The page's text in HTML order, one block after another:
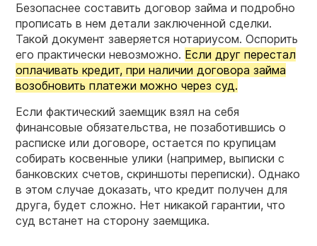
Безопаснее составить договор займа и подробно
прописать в нем детали заключенной сделки.
Такой документ заверяется нотариусом. Оспорить
его практически невозможно. Если друг перестал
оплачивать кредит, при наличии договора займа
возобновить платежи можно через суд.
Если фактический заемщик взял на себя
финансовые обязательства, не позаботившись о
расписке или договоре, остается по крупицам
собирать косвенные улики (например, выписки с
банковских счетов, скриншоты переписки). Однако
в этом случае доказать, что кредит получен для
друга, будет сложно. Нет никакой гарантии, что
суд встанет на сторону заемщика.